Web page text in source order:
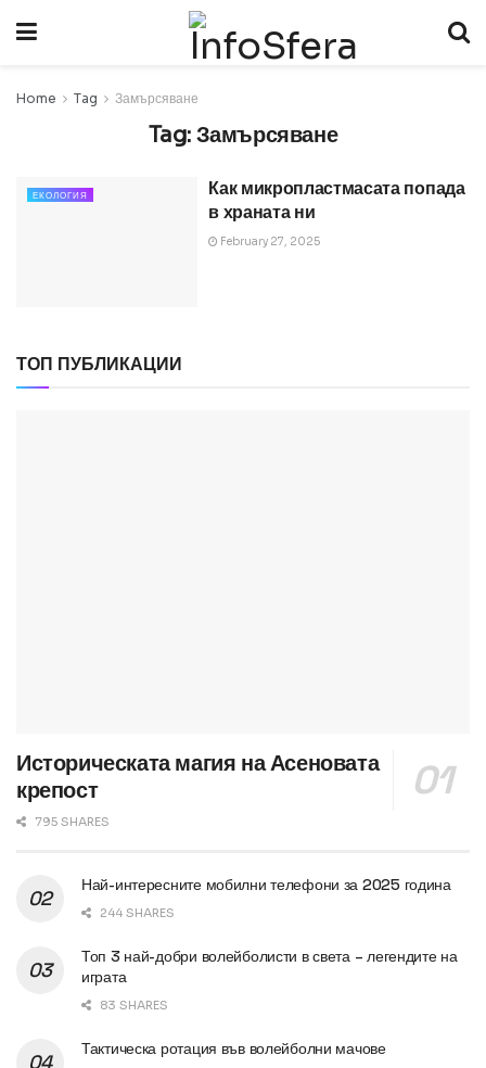
Home Tag Замърсяване
Tag: Замърсяване
ЕКОЛОГИЯ
Как микропластмасата попада
в храната ни
February 27, 2025
ТОП ПУБЛИКАЦИИ
Историческата магия на Асеновата
крепост
795 SHARES
Най-интересните мобилни телефони за 2025 година
244 SHARES
Топ 3 най-добри волейболисти в света – легендите на
играта
83 SHARES
Тактическа ротация във волейболни мачове